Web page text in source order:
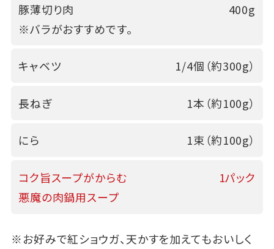
豚薄切り肉
※バラがおすすめです。
400g
キャベツ 1/4個（約300g）
長ねぎ 1本（約100g）
にら 1束（約100g）
コク旨スープがからむ
悪魔の肉鍋用スープ
1パック
※お好みで紅ショウガ、天かすを加えてもおいしく